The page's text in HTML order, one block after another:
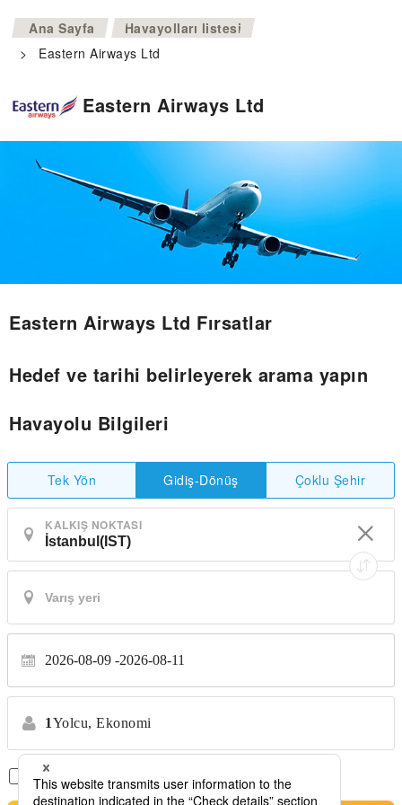
Ana Sayfa >
Havayolları listesi
>
Eastern Airways Ltd
Eastern Airways Ltd
Eastern Airways Ltd Fırsatlar
Hedef ve tarihi belirleyerek arama yapın
Havayolu Bilgileri
Tek Yön Gidiş-Dönüş Çoklu Şehir
KALKIŞ NOKTASI
2026-08-09 2026-08-11
1Yolcu, Ekonomi
Sadece Aktarmasız Uçuşlar *Transfer yok